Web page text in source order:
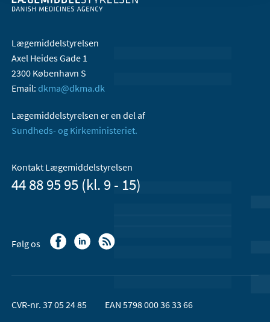
Lægemiddelstyrelsen
Axel Heides Gade 1
2300 København S
Email: dkma@dkma.dk
Lægemiddelstyrelsen er en del af
Sundheds- og Kirkeministeriet.
Kontakt Lægemiddelstyrelsen
44 88 95 95 (kl. 9 - 15)
Følg os
CVR-nr. 37 05 24 85 EAN 5798 000 36 33 66